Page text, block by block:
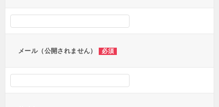
メール（公開されません） 必須